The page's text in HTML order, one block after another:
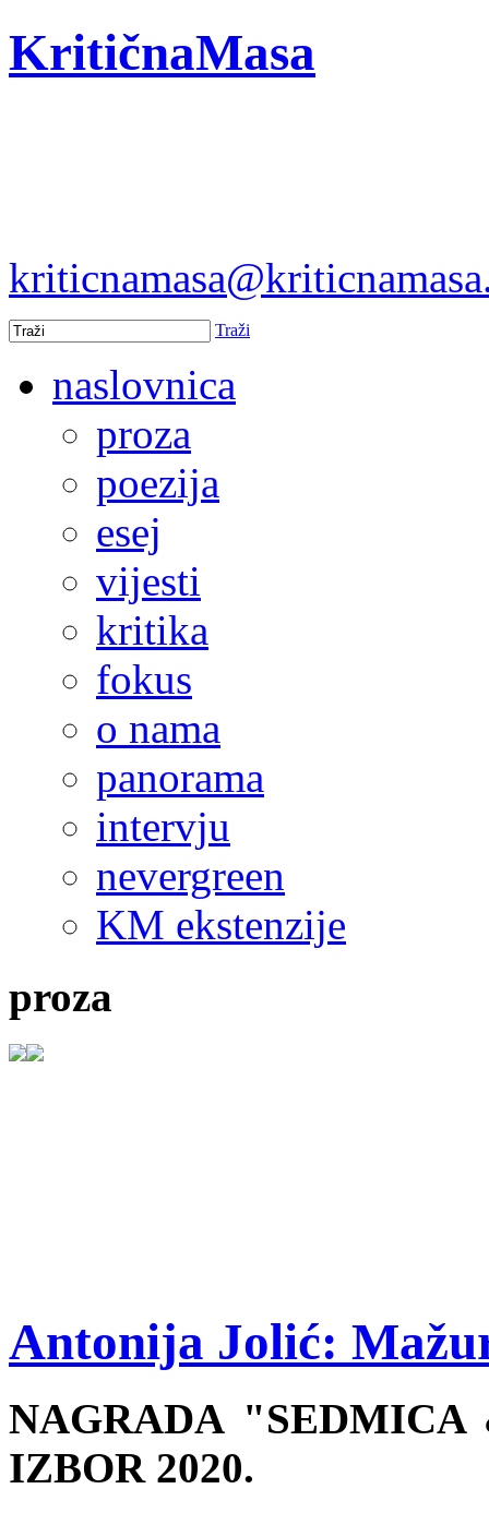
KritičnaMasa
Traži
naslovnica
proza
poezija
esej
vijesti
kritika
fokus
o nama
panorama
intervju
nevergreen
KM ekstenzije
proza
Antonija Jolić:
NAGRADA
IZBOR 2020.